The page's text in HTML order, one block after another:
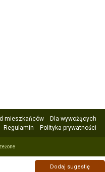
mieszkańców
Dla wywożących
Regulamin Polityka prywatności
Dodaj sugestię